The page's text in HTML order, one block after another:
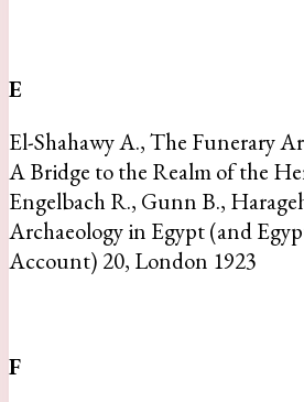
E
El-Shahawy A., The Funerary
A Bridge to the Realm of the
Engelbach R., Gunn B.,
Archaeology in Egypt (and
Account) 20, London 1923
F